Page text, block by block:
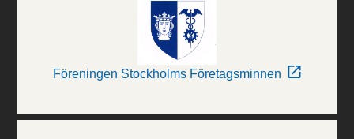
Föreningen Stockholms Företagsminnen